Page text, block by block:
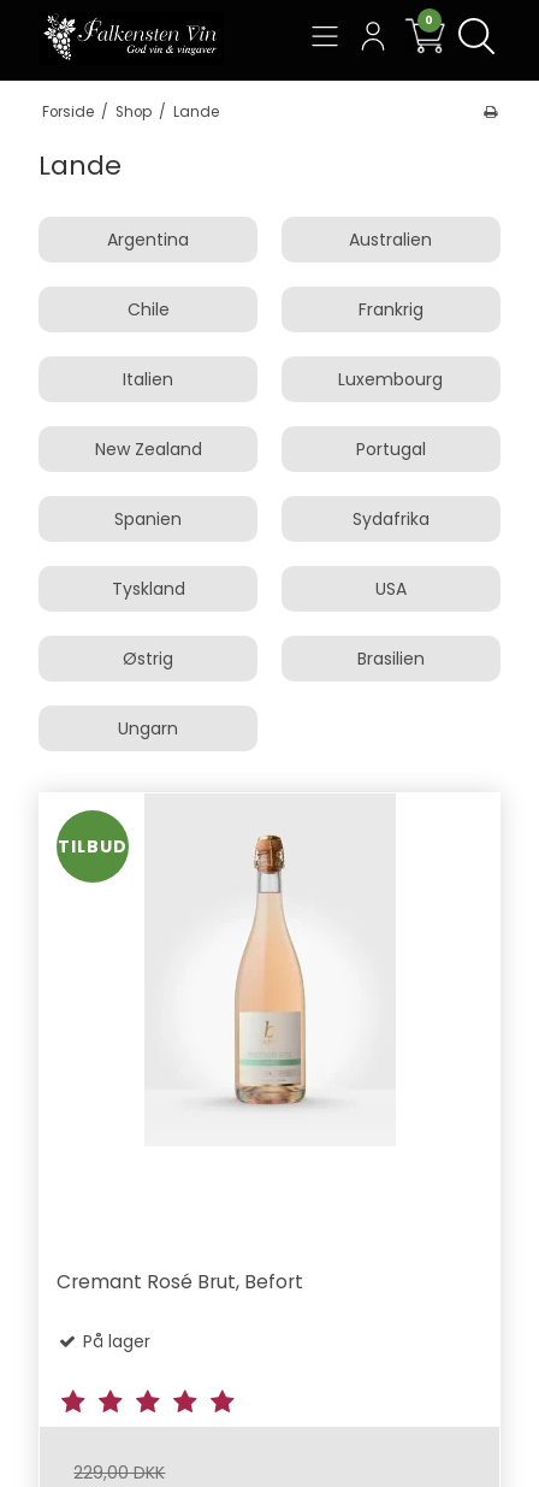
0
Forside / Shop / Lande
Lande
Argentina Australien
Chile Frankrig
Italien Luxembourg
New Zealand Portugal
Spanien Sydafrika
Tyskland USA
Østrig Brasilien
Ungarn
TILBUD
Cremant Rosé Brut, Befort
På lager
229,00 DKK